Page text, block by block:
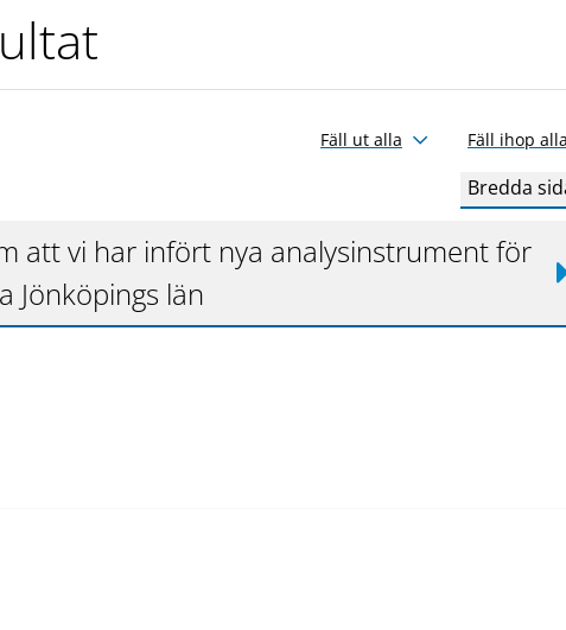
Fäll ut alla Fäll ihop alla
Bredda
att vi har infört nya analysinstrument för
Jönköpings län